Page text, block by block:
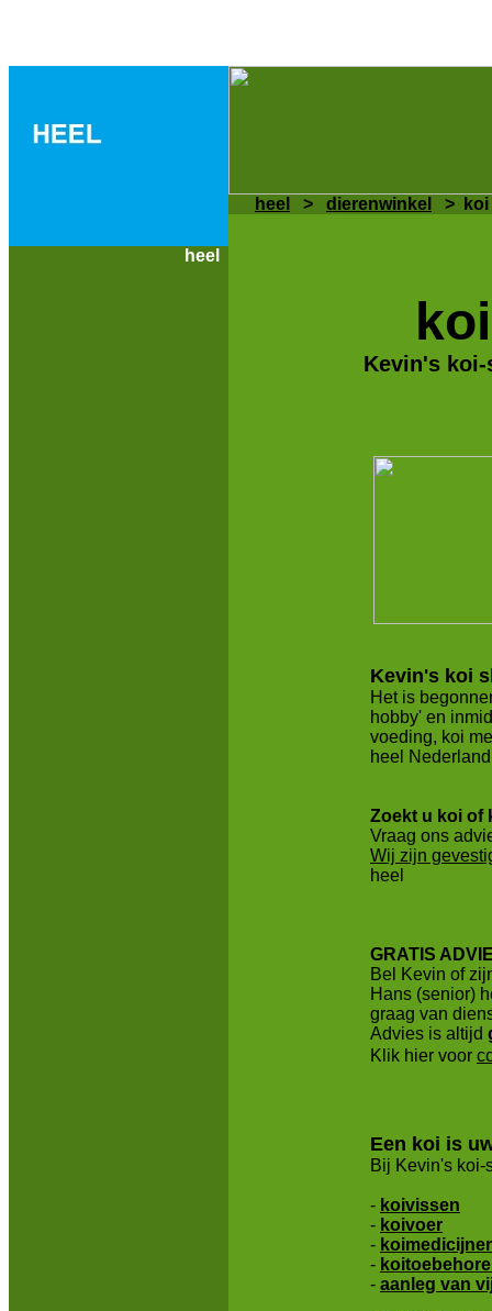
heel
heel > dierenwinkel >
Kevin's
Kevin's koi
Het is
hobby' en
voeding, koi
heel
Zoekt u koi of
Vraag ons
Wij zijn
heel
GRATIS
Bel Kevin of
Hans (senior)
graag van
Advies is altijd
Klik hier voor
Een koi is
Bij Kevin's koi-
- koivissen
- koivoer
-
-
- aanleg van